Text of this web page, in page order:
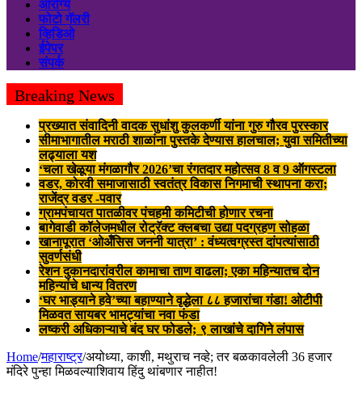
आरोग्य
फोटो गॅलरी
व्हिडिओ
ईपेपर
संपर्क
Breaking News
प्रख्यात संवादिनी वादक सुधांशु कुलकर्णी यांना गुरु गौरव पुरस्कार
सीमाभागातील मराठी शाळांना पुस्तके देण्यास हालचाल; युवा समितीच्या
लढ्याला यश
‘चला खेळूया मंगळागौर 2026’चा रंगतदार महोत्सव 8 व 9 ऑगस्टला
वडर, कोरवी समाजासाठी स्वतंत्र विकास निगमाची स्थापना करा;
राजेंद्र वडर -पवार
ग्रामपंचायत पातळीवर पंचहमी कमिटीची होणार रचना
बागेवाडी कॉलेजमधील रोट्रॅक्ट क्लबचा उद्या पदग्रहण सोहळा
खानापूरात ‘ओअँसिस जननी यात्रा’ : वंध्यत्वग्रस्त दांपत्यांसाठी
सुवर्णसंधी
रेशन दुकानदारांवरील कामाचा ताण वाढला; एका महिन्यातच दोन
महिन्यांचे धान्य वितरण
‘घर भाड्याने हवे’च्या बहाण्याने वृद्धेला ८८ हजारांचा गंडा! ओटीपी
मिळवत सायबर भामट्यांचा नवा फंडा
लष्करी अधिकाऱ्याचे बंद घर फोडले; ९ लाखांचे दागिने लंपास
Home/महाराष्ट्र/अयोध्या, काशी, मथुराच नव्हे; तर बळकावलेली 36 हजार
मंदिरे पुन्हा मिळवल्याशिवाय हिंदु थांबणार नाहीत!